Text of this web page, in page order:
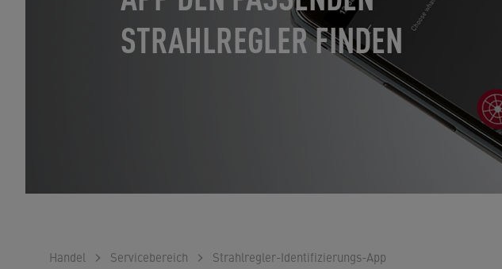
STRAHLREGLER FINDEN
Handel Servicebereich Strahlregler-Identifizierungs-App